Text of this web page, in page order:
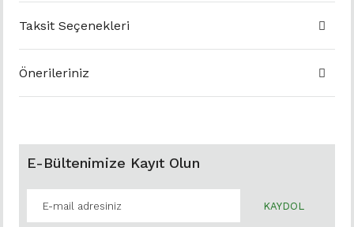
Taksit Seçenekleri
Önerileriniz
E-Bültenimize Kayıt Olun
KAYDOL